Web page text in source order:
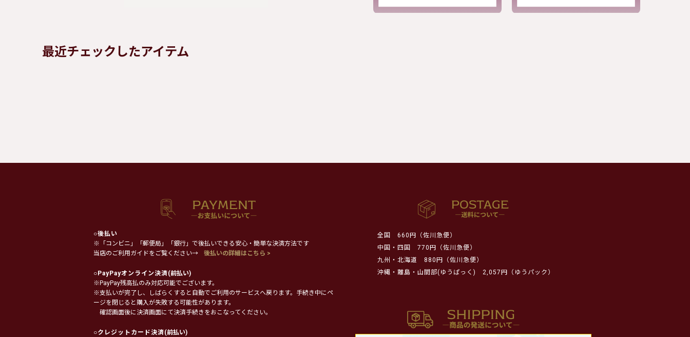
最近チェックしたアイテム
○後払い
※「コンビニ」「郵便局」「銀行」で後払いできる安心・簡単な決済方法です
当店のご利用ガイドをご覧ください→
後払いの詳細はこちら >
○PayPayオンライン決済(前払い)
※PayPay残高払のみ対応可能でございます。
※支払いが完了し、しばらくすると自動でご利用のサービスへ戻ります。手続き中にペ
ージを閉じると購入が失敗する可能性があります。
確認画面後に決済画面にて決済手続きをおこなってください。
○クレジットカード決済(前払い)
全国
660円（佐川急便）
中国・四国
770円（佐川急便）
九州・北海道
880円（佐川急便）
沖縄・離島・山間部(ゆうぱっく)
2,057円（ゆうパック）